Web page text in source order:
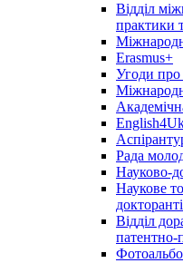
Відділ
практики
Erasmus+
Угоди
Рада
Науково-
Наукове
Відділ
патентно-